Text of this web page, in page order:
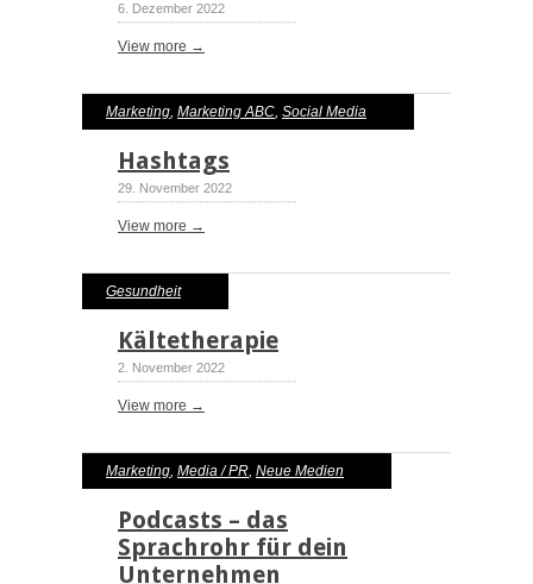
6. Dezember 2022
View more →
Marketing, Marketing ABC, Social Media
Hashtags
29. November 2022
View more →
Gesundheit
Kältetherapie
2. November 2022
View more →
Marketing, Media / PR, Neue Medien
Podcasts – das
Sprachrohr für dein
Unternehmen